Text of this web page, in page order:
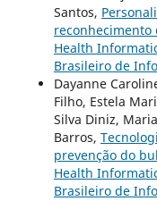
Santos,
reconhecimento
Health
Brasileiro de
Dayanne
Filho, Estela
Silva Diniz,
Barros,
prevenção do
Health
Brasileiro de